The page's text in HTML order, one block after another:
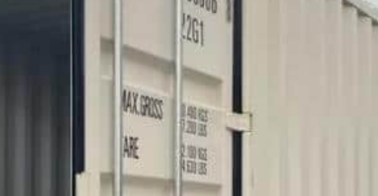
JR貨物コンテナ